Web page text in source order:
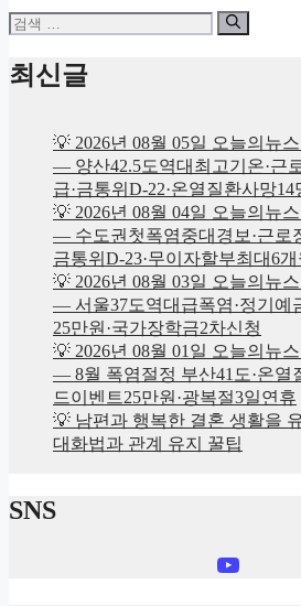
검
최신글
💡 2026년 08월 05일 오늘의뉴
— 양산42.5도역대최고기온·근
급·금통위D-22·온열질환사망14
💡 2026년 08월 04일 오늘의뉴
— 수도권첫폭염중대경보·근로
금통위D-23·무이자할부최대6개
💡 2026년 08월 03일 오늘의뉴
— 서울37도역대급폭염·정기예
25만원·국가장학금2차신청
💡 2026년 08월 01일 오늘의뉴
— 8월 폭염절정 부산41도·온열
드이벤트25만원·광복절3일연휴
💡 남편과 행복한 결혼 생활을
대화법과 관계 유지 꿀팁
SNS
YouTube